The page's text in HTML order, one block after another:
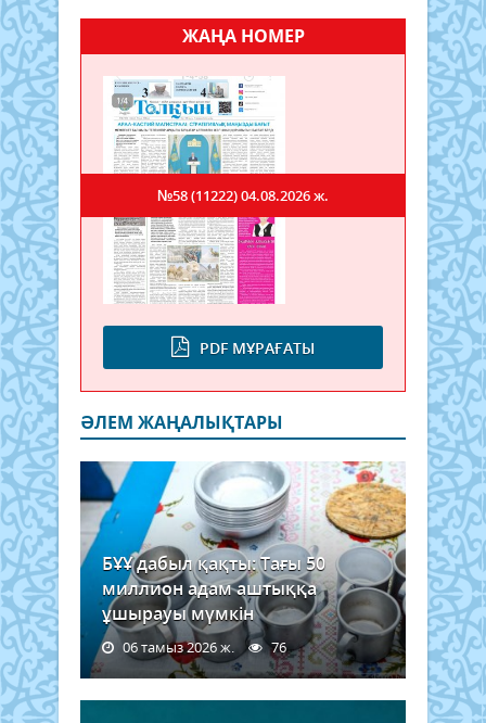
ЖАҢА НОМЕР
PDF МҰРАҒАТЫ
№58 (11222)04.08.2026 ж.
ӘЛЕМ ЖАҢАЛЫҚТАРЫ
БҰҰ дабыл қақты: Тағы 50
миллион адам аштыққа
ұшырауы мүмкін
06 тамыз 2026 ж. 76